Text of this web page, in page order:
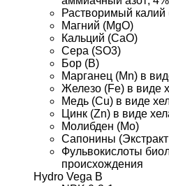
Растворимый калий
Магний (MgO)
Кальций (СаО)
Сера (SO3)
Бор (В)
Марганец (Mn) в
Железо (Fe) в виде
Медь (Cu) в виде
Цинк (Zn) в виде
Молибден (Мо)
Сапонины
Фульвокислоты
происхождения
Hydro Vega B